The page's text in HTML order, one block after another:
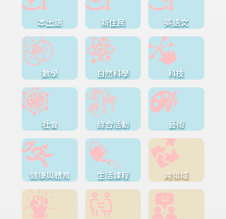
本土語 新住民 英語文
數學 自然科學 科技
社會 綜合活動 藝術
健康與體育 生活課程 跨領域